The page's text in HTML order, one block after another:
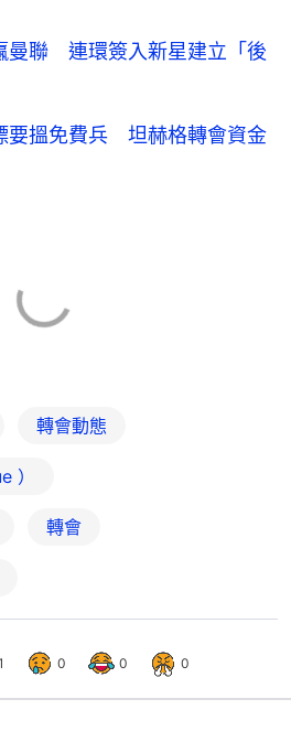
曼聯 連環簽入新星建立「後
要搵免費兵 坦赫格轉會資金
轉會動態
）
轉會
0 0 0